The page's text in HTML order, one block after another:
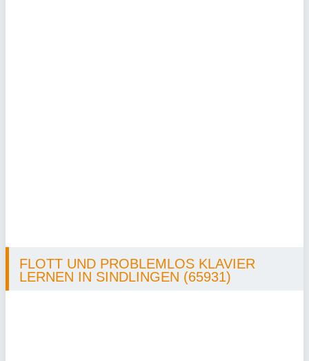
FLOTT UND PROBLEMLOS KLAVIER
LERNEN IN SINDLINGEN (65931)